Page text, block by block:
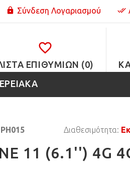
Σύνδεση Λογαριασμού
ΕΠΙΘΥΜΙΏΝ (0)
Διαθεσιμότητα:
11 (6.1'') 4G